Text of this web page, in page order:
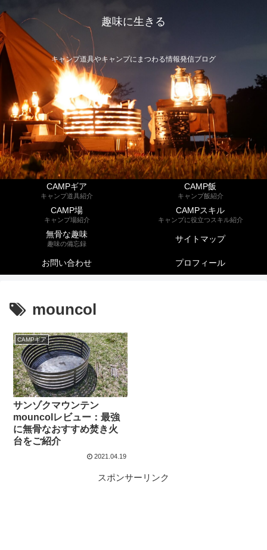
趣味に生きる
キャンプ道具やキャンプにまつわる情報発信ブログ
CAMPギア
キャンプ道具紹介
CAMP飯
キャンプ飯紹介
CAMP場
キャンプ場紹介
CAMPスキル
キャンプに役立つスキル紹介
無骨な趣味
趣味の備忘録 サイトマップ
お問い合わせ プロフィール
mouncol
CAMPギア
サンゾクマウンテン
mouncolレビュー：最強
に無骨なおすすめ焚き火
台をご紹介
2021.04.19
スポンサーリンク